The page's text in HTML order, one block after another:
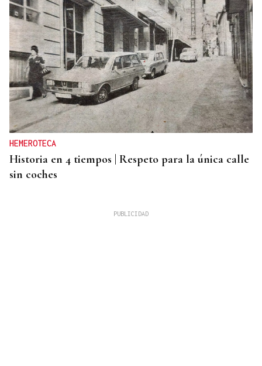
HEMEROTECA
Historia en 4 tiempos | Respeto para la única calle
sin coches